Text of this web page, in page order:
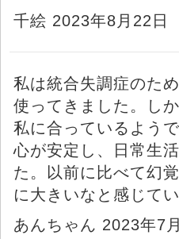
千絵 2023年8月22日
私は統合失調症のた
使ってきました。し
私に合っているよう
心が安定し、日常生
た。以前に比べて幻
に大きいなと感じてい
あんちゃん 2023年7